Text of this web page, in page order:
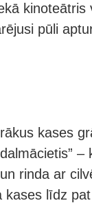
kinoteātris
pūli
kases
–
rinda ar
kases līdz